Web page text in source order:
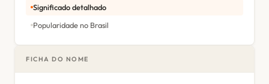
Significado detalhado
Popularidade no Brasil
FICHA DO NOME